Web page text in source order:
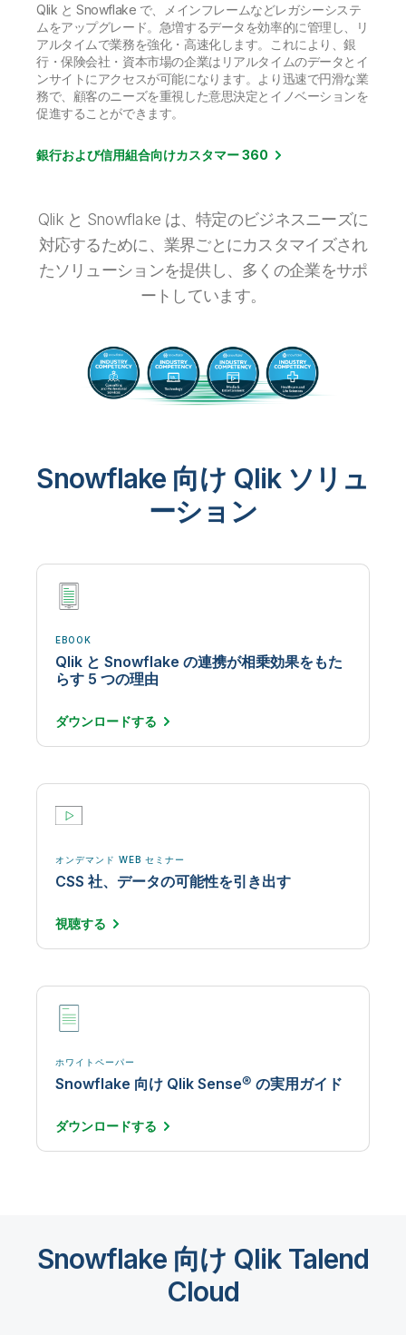
Qlik と Snowflake で、メインフレームなどレガシーシステ
ムをアップグレード。急増するデータを効率的に管理し、リ
アルタイムで業務を強化・高速化します。これにより、銀
行・保険会社・資本市場の企業はリアルタイムのデータとイ
ンサイトにアクセスが可能になります。より迅速で円滑な業
務で、顧客のニーズを重視した意思決定とイノベーションを
促進することができます。
銀行および信用組合向けカスタマー 360
Qlik と Snowflake は、特定のビジネスニーズに
対応するために、業界ごとにカスタマイズされ
たソリューションを提供し、多くの企業をサポ
ートしています。
Snowflake 向け Qlik ソリュ
ーション
EBOOK
Qlik と Snowflake の連携が相乗効果をもた
らす 5 つの理由
ダウンロードする
オンデマンド WEB セミナー
CSS 社、データの可能性を引き出す
視聴する
ホワイトペーパー
Snowflake 向け Qlik Sense® の実用ガイド
ダウンロードする
Snowflake 向け Qlik Talend
Cloud